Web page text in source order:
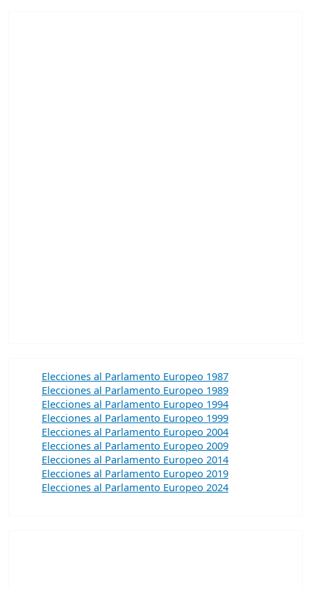
Elecciones al Parlamento Europeo 1987
Elecciones al Parlamento Europeo 1989
Elecciones al Parlamento Europeo 1994
Elecciones al Parlamento Europeo 1999
Elecciones al Parlamento Europeo 2004
Elecciones al Parlamento Europeo 2009
Elecciones al Parlamento Europeo 2014
Elecciones al Parlamento Europeo 2019
Elecciones al Parlamento Europeo 2024